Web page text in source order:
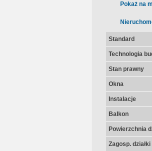
Pokaż na
Standard
Technologia
Stan prawny
Okna
Instalacje
Balkon
Powierzchnia
Zagosp. działki